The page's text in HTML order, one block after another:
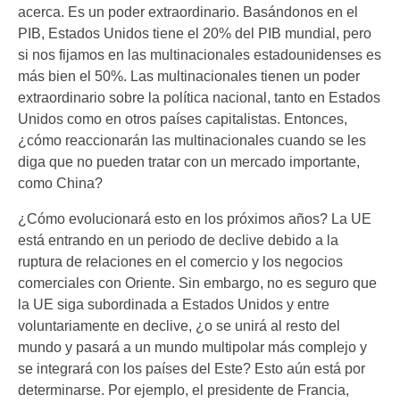
acerca. Es un poder extraordinario. Basándonos en el
PIB, Estados Unidos tiene el 20% del PIB mundial, pero
si nos fijamos en las multinacionales estadounidenses es
más bien el 50%. Las multinacionales tienen un poder
extraordinario sobre la política nacional, tanto en Estados
Unidos como en otros países capitalistas. Entonces,
¿cómo reaccionarán las multinacionales cuando se les
diga que no pueden tratar con un mercado importante,
como China?
¿Cómo evolucionará esto en los próximos años? La UE
está entrando en un periodo de declive debido a la
ruptura de relaciones en el comercio y los negocios
comerciales con Oriente. Sin embargo, no es seguro que
la UE siga subordinada a Estados Unidos y entre
voluntariamente en declive, ¿o se unirá al resto del
mundo y pasará a un mundo multipolar más complejo y
se integrará con los países del Este? Esto aún está por
determinarse. Por ejemplo, el presidente de Francia,